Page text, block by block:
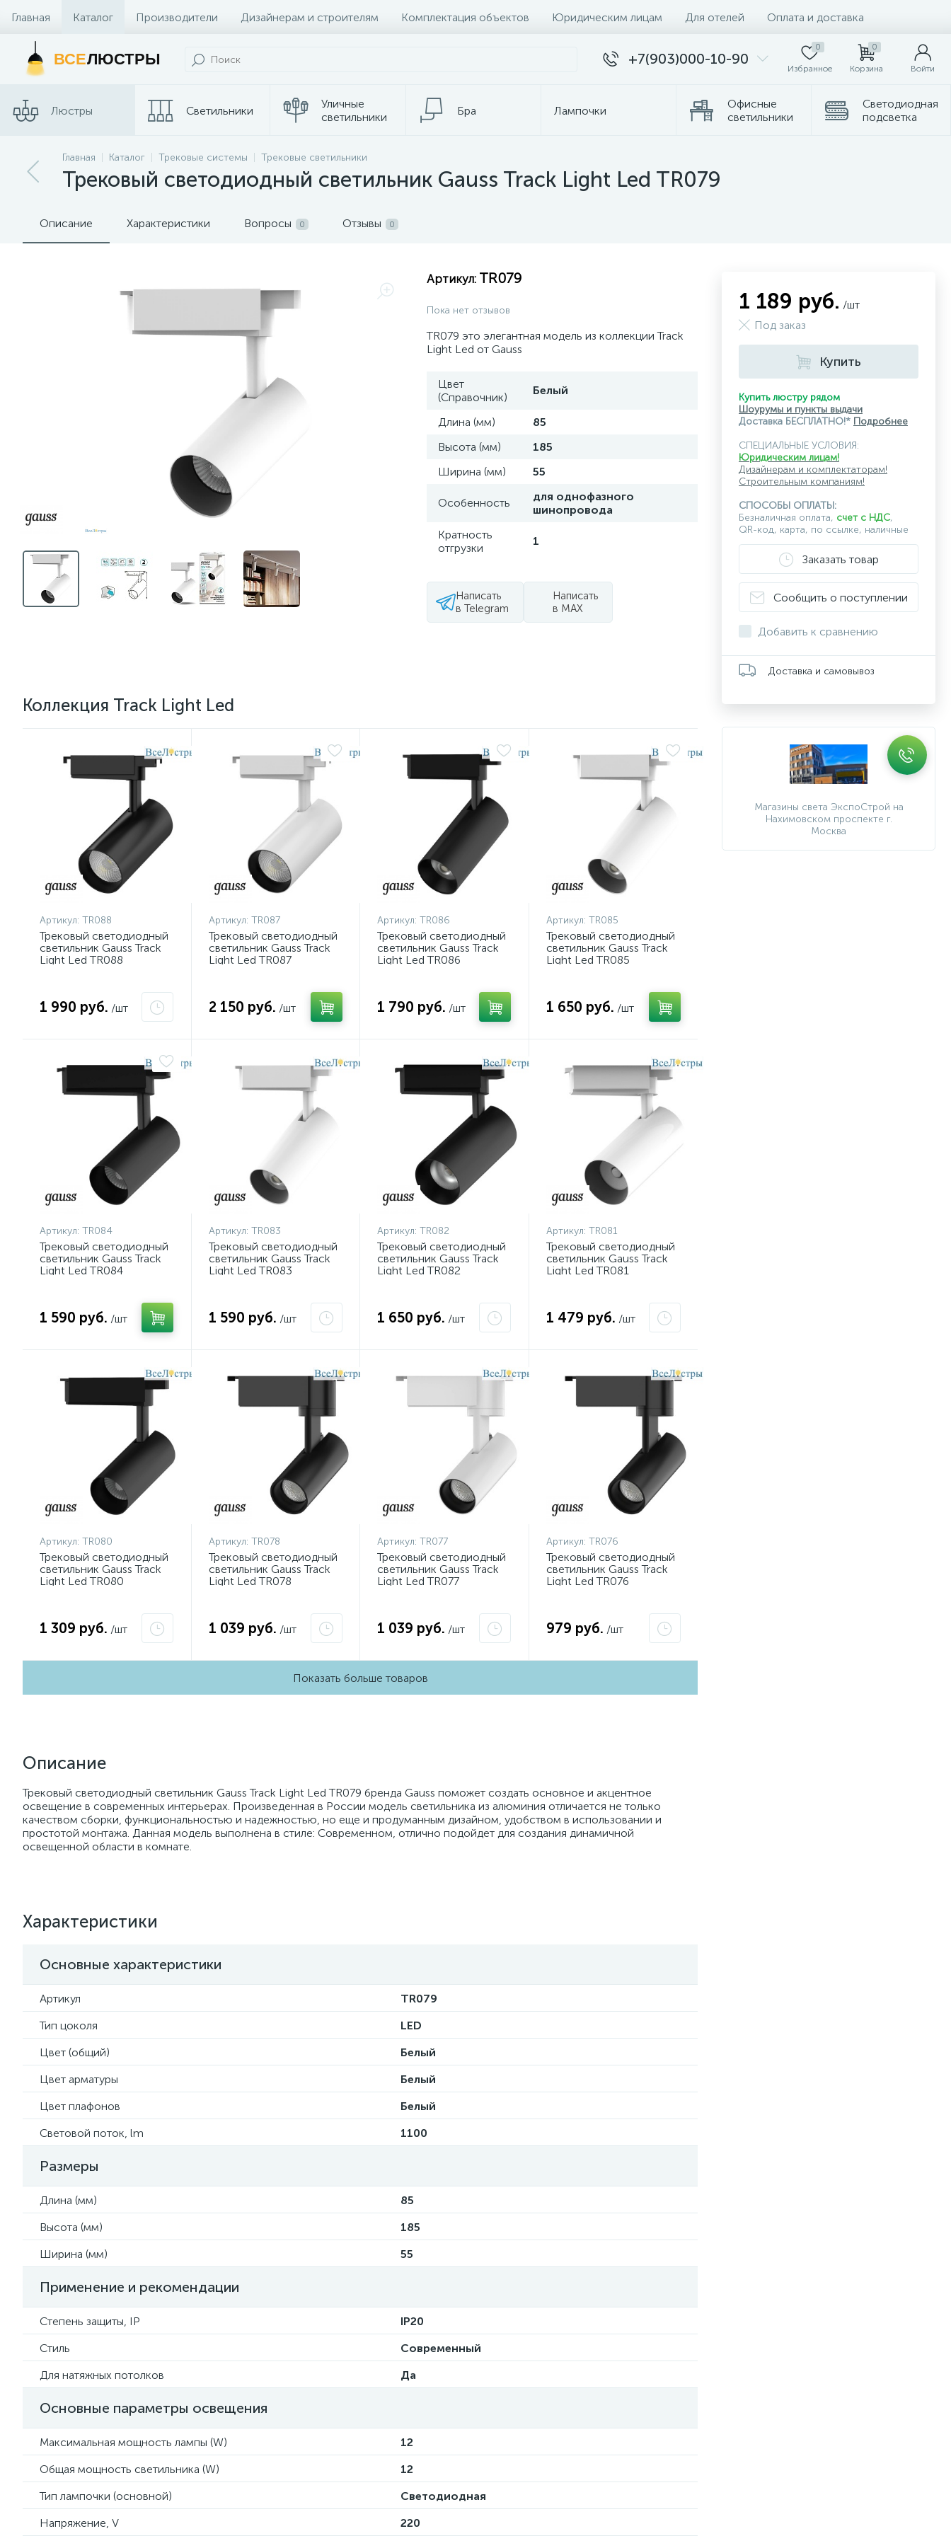
Главная Каталог Производители Дизайнерам и строителям Комплектация объектов Юридическим лицам Для отелей Оплата и доставка
Контакты и Магазины
ВСЕЛЮСТРЫ +7(903)000-10-90
0
Избранное
0
Корзина Войти
Люстры Светильники
Уличные
светильники
Бра Лампочки
Офисные
светильники
Светодиодная
подсветка
Споты Трековые системы
Главная Каталог Трековые системы Трековые светильники
Трековый светодиодный светильник Gauss Track Light Led TR079
Описание Характеристики Вопросы 0 Отзывы 0
Артикул: TR079
Пока нет отзывов
TR079 это элегантная модель из коллекции Track
Light Led от Gauss
Цвет
(Справочник)
Белый
Длина (мм)
85
Высота (мм)
185
Ширина (мм)
55
Особенность
для однофазного
шинопровода
Кратность
отгрузки
1
Написать
в Telegram
Написать
в MAX
Коллекция Track Light Led
Артикул: TR088
Трековый светодиодный
светильник Gauss Track
Light Led TR088
1 990 руб. /шт
Артикул: TR087
Трековый светодиодный
светильник Gauss Track
Light Led TR087
2 150 руб. /шт
Артикул: TR086
Трековый светодиодный
светильник Gauss Track
Light Led TR086
1 790 руб. /шт
Артикул: TR085
Трековый светодиодный
светильник Gauss Track
Light Led TR085
1 650 руб. /шт
Артикул: TR084
Трековый светодиодный
светильник Gauss Track
Light Led TR084
1 590 руб. /шт
Артикул: TR083
Трековый светодиодный
светильник Gauss Track
Light Led TR083
1 590 руб. /шт
Артикул: TR082
Трековый светодиодный
светильник Gauss Track
Light Led TR082
1 650 руб. /шт
Артикул: TR081
Трековый светодиодный
светильник Gauss Track
Light Led TR081
1 479 руб. /шт
Артикул: TR080
Трековый светодиодный
светильник Gauss Track
Light Led TR080
1 309 руб. /шт
Артикул: TR078
Трековый светодиодный
светильник Gauss Track
Light Led TR078
1 039 руб. /шт
Артикул: TR077
Трековый светодиодный
светильник Gauss Track
Light Led TR077
1 039 руб. /шт
Артикул: TR076
Трековый светодиодный
светильник Gauss Track
Light Led TR076
979 руб. /шт
Показать больше товаров
Описание
Трековый светодиодный светильник Gauss Track Light Led TR079 бренда Gauss поможет создать основное и акцентное
освещение в современных интерьерах. Произведенная в России модель светильника из алюминия отличается не только
качеством сборки, функциональностью и надежностью, но еще и продуманным дизайном, удобством в использовании и
простотой монтажа. Данная модель выполнена в стиле: Современном, отлично подойдет для создания динамичной
освещенной области в комнате.
Характеристики
Основные характеристики
Артикул
TR079
Тип цоколя
LED
Цвет (общий)
Белый
Цвет арматуры
Белый
Цвет плафонов
Белый
Световой поток, lm
1100
Размеры
Длина (мм)
85
Высота (мм)
185
Ширина (мм)
55
Применение и рекомендации
Степень защиты, IP
IP20
Стиль
Современный
Для натяжных потолков
Да
Основные параметры освещения
Максимальная мощность лампы (W)
12
Общая мощность светильника (W)
12
Тип лампочки (основной)
Светодиодная
Напряжение, V
220
1 189 руб. /шт
Под заказ
Купить
Купить люстру рядом
Шоурумы и пункты выдачи
Доставка БЕСПЛАТНО!* Подробнее
СПЕЦИАЛЬНЫЕ УСЛОВИЯ:
Юридическим лицам!
Дизайнерам и комплектаторам!
Строительным компаниям!
СПОСОБЫ ОПЛАТЫ:
Безналичная оплата, счет с НДС,
QR-код, карта, по ссылке, наличные
Заказать товар
Сообщить о поступлении
Добавить к сравнению
Доставка и самовывоз
Магазины света ЭкспоСтрой на
Нахимовском проспекте г.
Москва